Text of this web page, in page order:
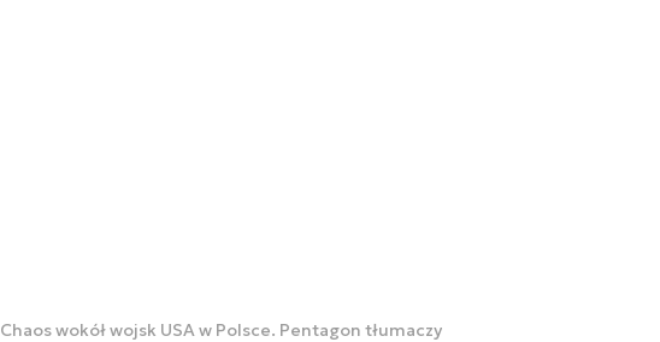
Chaos wokół wojsk USA w Polsce. Pentagon tłumaczy